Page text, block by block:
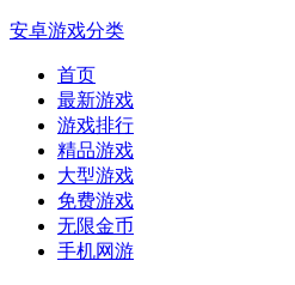
安卓游戏分类
首页
最新游戏
游戏排行
精品游戏
大型游戏
免费游戏
无限金币
手机网游